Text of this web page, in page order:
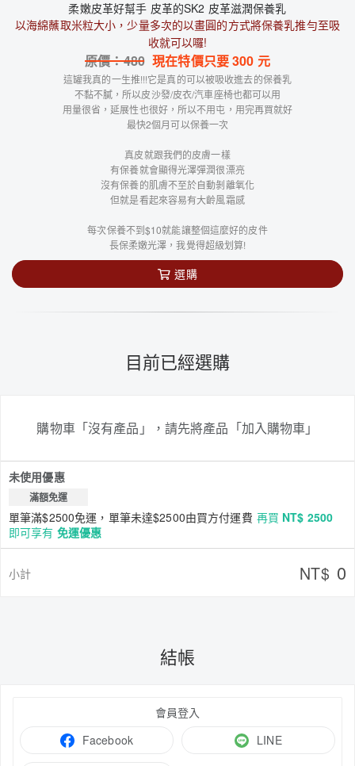
柔嫩皮革好幫手 皮革的SK2 皮革滋潤保養乳
以海綿蘸取米粒大小，少量多次的以畫圓的方式將保養乳推勻至吸
收就可以囉!
原價：480 現在特價只要300 元
這罐我真的一生推!!!它是真的可以被吸收進去的保養乳
不黏不膩，所以皮沙發/皮衣/汽車座椅也都可以用
用量很省，延展性也很好，所以不用屯，用完再買就好
最快2個月可以保養一次
真皮就跟我們的皮膚一樣
有保養就會顯得光澤彈潤很漂亮
沒有保養的肌膚不至於自動剝離氧化
但就是看起來容易有大齡風霜感
每次保養不到$10就能讓整個這麼好的皮件
長保柔嫩光澤，我覺得超級划算!
選購
目前已經選購
購物車「沒有產品」，請先將產品「加入購物車」
未使用優惠
滿額免運
單筆滿$2500免運，單筆未達$2500由買方付運費 再買 NT$ 2500
即可享有 免運優惠
小計 NT$ 0
結帳
會員登入
Facebook
LINE